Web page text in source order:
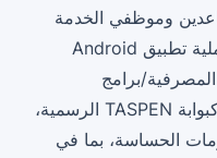
التقاعد عبر جنوب
وموظفي الخدمة
المدنية في البلاد. تستخدم هذه العملية تطبيق Android
برامج
التجسس، والتي يتم إخفاؤها بدقة كبوابة TASPEN الرسمية،
الحساسة، بما في